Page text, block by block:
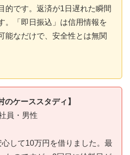
的です。返済が1日遅れた瞬間
。「即日振込」は信用情報を
能なだけで、安全性とは無関
ケーススタディ】
員・男性
心して10万円を借りました。最